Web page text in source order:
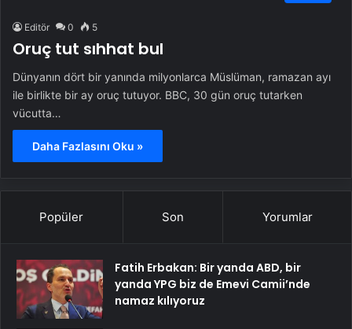
Editör 0 5
Oruç tut sıhhat bul
Dünyanın dört bir yanında milyonlarca Müslüman, ramazan ayı
ile birlikte bir ay oruç tutuyor. BBC, 30 gün oruç tutarken
vücutta…
Daha Fazlasını Oku »
Popüler Son Yorumlar
Fatih Erbakan: Bir yanda ABD, bir
yanda YPG biz de Emevi Camii’nde
namaz kılıyoruz